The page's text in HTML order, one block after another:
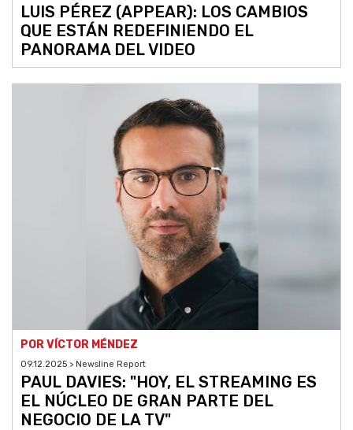
LUIS PÉREZ (APPEAR): LOS CAMBIOS
QUE ESTÁN REDEFINIENDO EL
PANORAMA DEL VIDEO
POR VÍCTOR MÉNDEZ
09.12.2025 > Newsline Report
PAUL DAVIES: "HOY, EL STREAMING ES
EL NÚCLEO DE GRAN PARTE DEL
NEGOCIO DE LA TV"